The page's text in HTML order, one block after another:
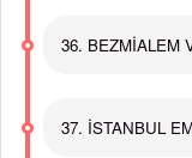
36. BEZMİALEM
37. İSTANBUL